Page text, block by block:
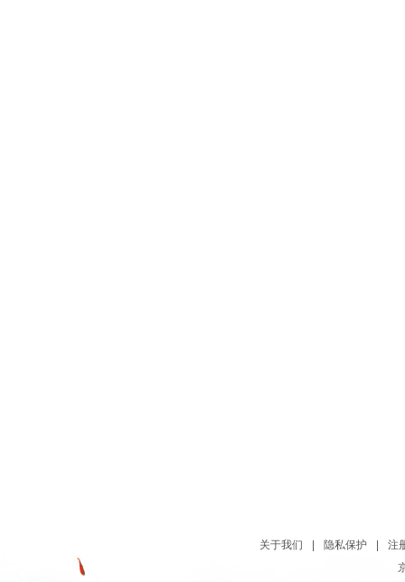
关于我们 隐私保护
注